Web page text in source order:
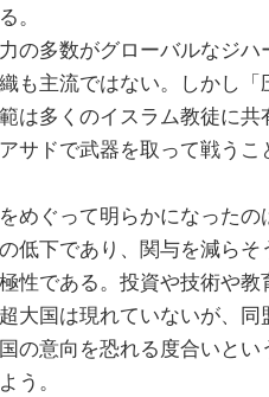
。
の多数がグローバルなジ
も主流ではない。しかし「
は多くのイスラム教徒に
サドで武器を取って戦う
をめぐって明らかになった
低下であり、関与を減ら
性である。投資や技術や
大国は現れていないが、
の意向を恐れる度合いと
う。